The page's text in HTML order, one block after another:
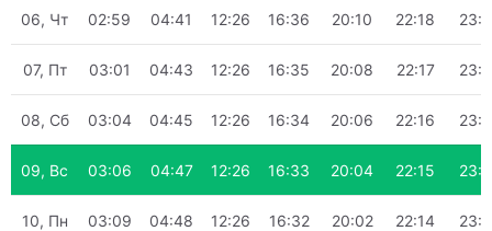
06, Чт 02:59 04:41 12:26 16:36 20:10 22:18
07, Пт 03:01 04:43 12:26 16:35 20:08 22:17
08, Сб 03:04 04:45 12:26 16:34 20:06 22:16
09, Вс 03:06 04:47 12:26 16:33 20:04 22:15
10, Пн 03:09 04:48 12:26 16:32 20:02 22:14